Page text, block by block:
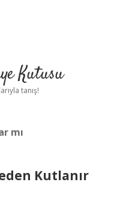
Kutusu
tanış!
mı
Kutlanır